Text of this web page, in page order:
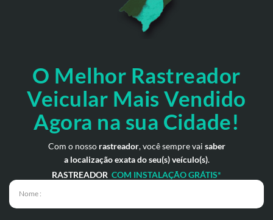
O Melhor Rastreador
Veicular Mais Vendido
Agora na sua Cidade!
Com o nosso rastreador, você sempre vai saber
a localização exata do seu(s) veículo(s).
RASTREADOR COM INSTALAÇÃO GRÁTIS*